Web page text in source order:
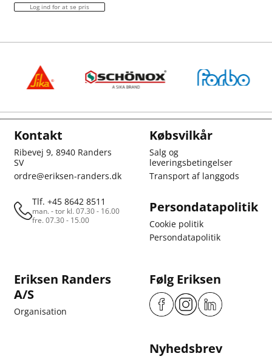
Log ind for at se pris
Kontakt
Ribevej 9, 8940 Randers
SV
ordre@eriksen-randers.dk
Tlf. +45 8642 8511
man. - tor kl. 07.30 - 16.00
fre. 07.30 - 15.00
Købsvilkår
Salg og
leveringsbetingelser
Transport af langgods
Persondatapolitik
Cookie politik
Persondatapolitik
Eriksen Randers
A/S
Organisation
Følg Eriksen
Nyhedsbrev